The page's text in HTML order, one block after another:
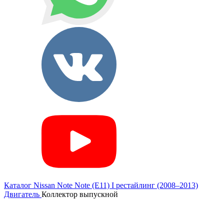
Каталог Nissan Note Note (E11) I рестайлинг (2008–2013)
Двигатель Коллектор выпускной